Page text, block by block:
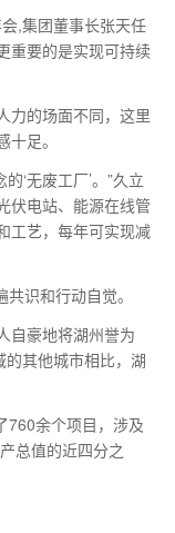
会,集团董事长张天任
重要的是实现可持续
力的场面不同，这里
足。
‘无废工厂’。”久立
伏电站、能源在线管
工艺，每年可实现减
识和行动自觉。
自豪地将湖州誉为
的其他城市相比，湖
760余个项目，涉及
总值的近四分之